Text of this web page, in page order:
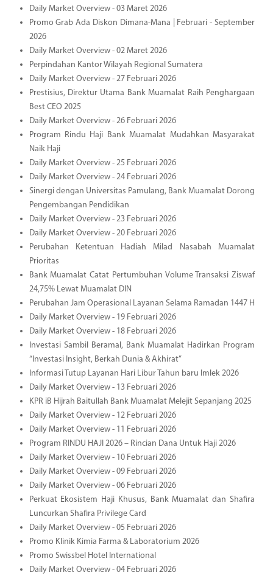
Daily Market Overview - 03 Maret 2026
Promo Grab Ada Diskon Dimana-Mana | Februari - September
2026
Daily Market Overview - 02 Maret 2026
Perpindahan Kantor Wilayah Regional Sumatera
Daily Market Overview - 27 Februari 2026
Prestisius, Direktur Utama Bank Muamalat Raih Penghargaan
Best CEO 2025
Daily Market Overview - 26 Februari 2026
Program Rindu Haji Bank Muamalat Mudahkan Masyarakat
Naik Haji
Daily Market Overview - 25 Februari 2026
Daily Market Overview - 24 Februari 2026
Sinergi dengan Universitas Pamulang, Bank Muamalat Dorong
Pengembangan Pendidikan
Daily Market Overview - 23 Februari 2026
Daily Market Overview - 20 Februari 2026
Perubahan Ketentuan Hadiah Milad Nasabah Muamalat
Prioritas
Bank Muamalat Catat Pertumbuhan Volume Transaksi Ziswaf
24,75% Lewat Muamalat DIN
Perubahan Jam Operasional Layanan Selama Ramadan 1447 H
Daily Market Overview - 19 Februari 2026
Daily Market Overview - 18 Februari 2026
Investasi Sambil Beramal, Bank Muamalat Hadirkan Program
“Investasi Insight, Berkah Dunia & Akhirat”
Informasi Tutup Layanan Hari Libur Tahun baru Imlek 2026
Daily Market Overview - 13 Februari 2026
KPR iB Hijrah Baitullah Bank Muamalat Melejit Sepanjang 2025
Daily Market Overview - 12 Februari 2026
Daily Market Overview - 11 Februari 2026
Program RINDU HAJI 2026 – Rincian Dana Untuk Haji 2026
Daily Market Overview - 10 Februari 2026
Daily Market Overview - 09 Februari 2026
Daily Market Overview - 06 Februari 2026
Perkuat Ekosistem Haji Khusus, Bank Muamalat dan Shafira
Luncurkan Shafira Privilege Card
Daily Market Overview - 05 Februari 2026
Promo Klinik Kimia Farma & Laboratorium 2026
Promo Swissbel Hotel International
Daily Market Overview - 04 Februari 2026